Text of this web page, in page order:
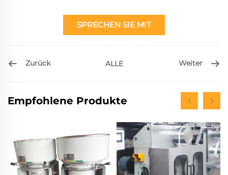
SPRECHEN SIE MIT
Zurück ALLE Weiter
Empfohlene Produkte